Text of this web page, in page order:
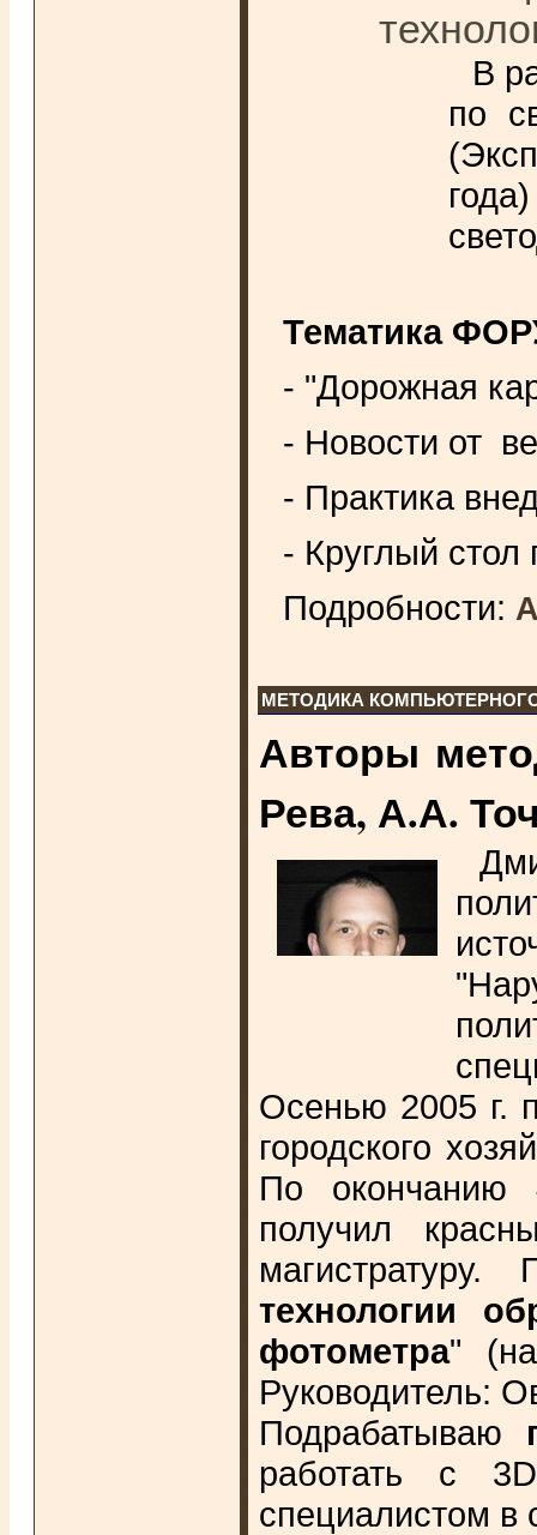
В
по
Тематика
- "Дорожная
- Новости от
- Практика
- Круглый
Подробности:
МЕТОДИКА
Авторы
Рева, А.А.
Осенью 2005 г.
городского
По окончанию
получил
технологии
фотометра"
Руководитель:
Подрабатываю
работать с
специалистом в